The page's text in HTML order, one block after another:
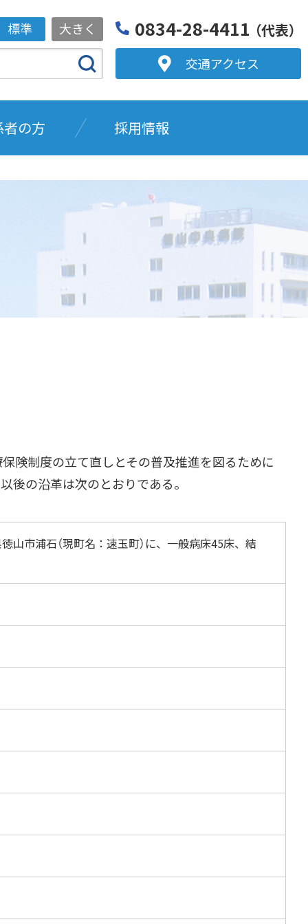
標準 大きく 0834-28-4411 （代表）
交通アクセス
の方 採用情報
険制度の立て直しとその普及推進を図るために
後の沿革は次のとおりである。
山市浦石（現町名：速玉町）に、一般病床45床、結